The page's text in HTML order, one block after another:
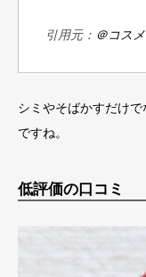
引用元： ＠コスメ
シミやそばかすだけで
ですね。
低評価の口コミ